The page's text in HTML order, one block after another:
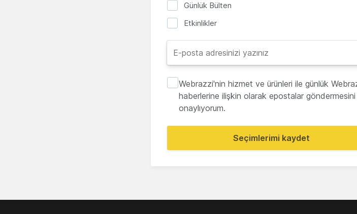
Günlük Bülten
Etkinlikler
Webrazzi'nin hizmet ve ürünleri ile günlük
haberlerine ilişkin olarak epostalar göndermesini
onaylıyorum.
Seçimlerimi kaydet